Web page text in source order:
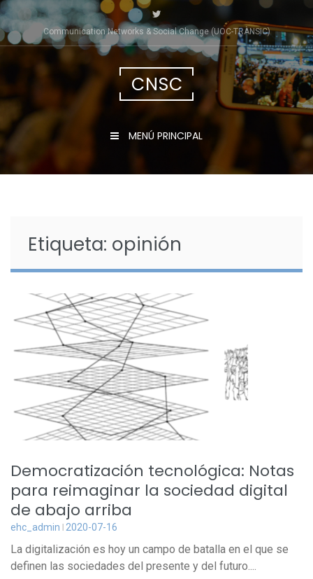
Saltar
al
contenido
Communication Networks & Social Change (UOC-TRÀNSIC)
CNSC
MENÚ PRINCIPAL
Etiqueta: opinión
Democratización tecnológica: Notas
para reimaginar la sociedad digital
de abajo arriba
ehc_admin 2020-07-16
La digitalización es hoy un campo de batalla en el que se
definen las sociedades del presente y del futuro....